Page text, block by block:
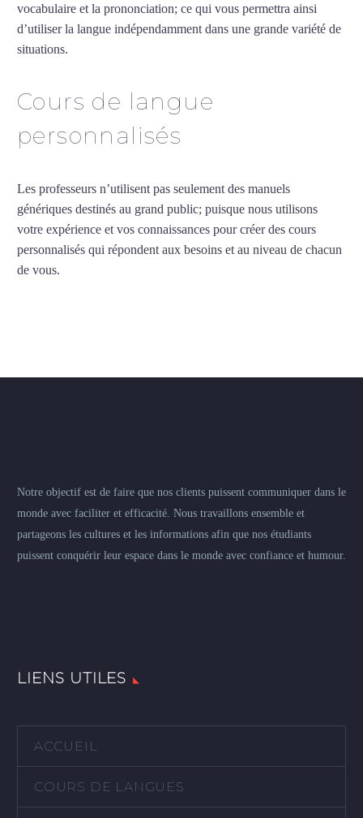
vocabulaire et la prononciation; ce qui vous permettra ainsi
d’utiliser la langue indépendamment dans une grande variété de
situations.
Cours de langue
personnalisés
Les professeurs n’utilisent pas seulement des manuels
génériques destinés au grand public; puisque nous utilisons
votre expérience et vos connaissances pour créer des cours
personnalisés qui répondent aux besoins et au niveau de chacun
de vous.
Notre objectif est de faire que nos clients puissent communiquer dans le
monde avec faciliter et efficacité. Nous travaillons ensemble et
partageons les cultures et les informations afin que nos étudiants
puissent conquérir leur espace dans le monde avec confiance et humour.
LIENS UTILES
ACCUEIL
COURS DE LANGUES